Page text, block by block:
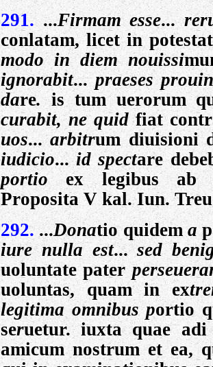
291. ...Firmam esse...
conlatam, licet in
modo in diem nouissi
ignorabit...praeses
dare.is tum uerorum
curabit, ne quidfiat
uos...arbitrum diuisioni
iudicio...id spectare
portio ex legibus ab
Proposita V kal. Iun.
292. ...Donatio quidema
iure nulla est...sed
uoluntate pater
uoluntas, quam in ex
legitima omnibus portio
seruetur. iuxta quae adi
amicum nostrum et ea,